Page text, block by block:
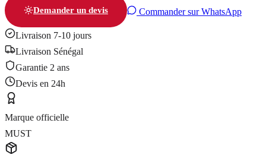
Demander un devis Commander sur WhatsApp
Livraison 7-10 jours
Livraison Sénégal
Garantie 2 ans
Devis en 24h
Marque officielle
MUST